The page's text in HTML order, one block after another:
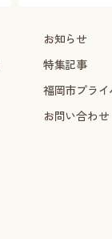
お知らせ
特集記事
福岡市プラ
お問い合わせ